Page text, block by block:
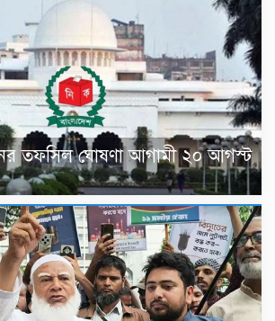
তফসিল ঘোষণা আগামী ২০ আগস্ট